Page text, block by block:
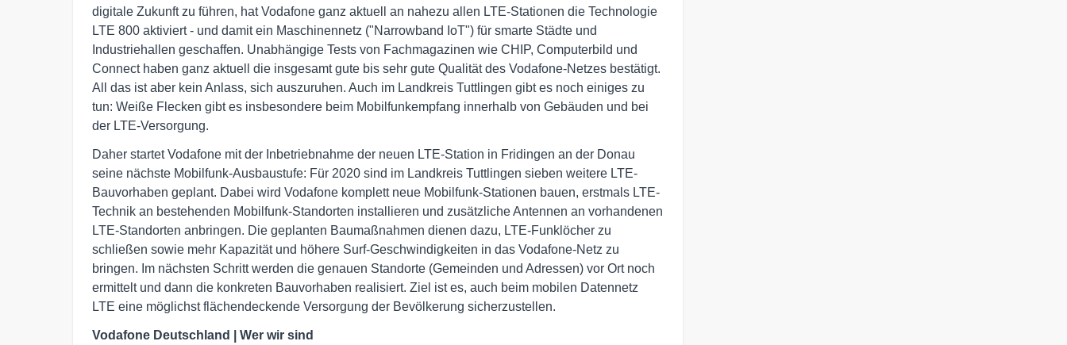
digitale Zukunft zu führen, hat Vodafone ganz aktuell an nahezu allen LTE-Stationen die Technologie
LTE 800 aktiviert - und damit ein Maschinennetz ("Narrowband IoT") für smarte Städte und
Industriehallen geschaffen. Unabhängige Tests von Fachmagazinen wie CHIP, Computerbild und
Connect haben ganz aktuell die insgesamt gute bis sehr gute Qualität des Vodafone-Netzes bestätigt.
All das ist aber kein Anlass, sich auszuruhen. Auch im Landkreis Tuttlingen gibt es noch einiges zu
tun: Weiße Flecken gibt es insbesondere beim Mobilfunkempfang innerhalb von Gebäuden und bei
der LTE-Versorgung.
Daher startet Vodafone mit der Inbetriebnahme der neuen LTE-Station in Fridingen an der Donau
seine nächste Mobilfunk-Ausbaustufe: Für 2020 sind im Landkreis Tuttlingen sieben weitere LTE-
Bauvorhaben geplant. Dabei wird Vodafone komplett neue Mobilfunk-Stationen bauen, erstmals LTE-
Technik an bestehenden Mobilfunk-Standorten installieren und zusätzliche Antennen an vorhandenen
LTE-Standorten anbringen. Die geplanten Baumaßnahmen dienen dazu, LTE-Funklöcher zu
schließen sowie mehr Kapazität und höhere Surf-Geschwindigkeiten in das Vodafone-Netz zu
bringen. Im nächsten Schritt werden die genauen Standorte (Gemeinden und Adressen) vor Ort noch
ermittelt und dann die konkreten Bauvorhaben realisiert. Ziel ist es, auch beim mobilen Datennetz
LTE eine möglichst flächendeckende Versorgung der Bevölkerung sicherzustellen.
Vodafone Deutschland | Wer wir sind